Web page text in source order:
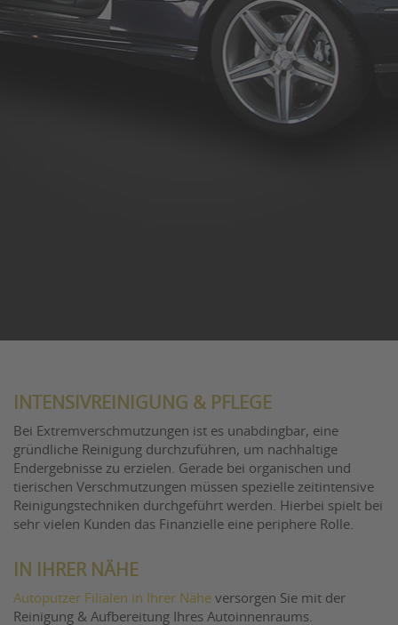
INTENSIVREINIGUNG & PFLEGE
Bei Extremverschmutzungen ist es unabdingbar, eine
gründliche Reinigung durchzuführen, um nachhaltige
Endergebnisse zu erzielen. Gerade bei organischen und
tierischen Verschmutzungen müssen spezielle zeitintensive
Reinigungstechniken durchgeführt werden. Hierbei spielt bei
sehr vielen Kunden das Finanzielle eine periphere Rolle.
IN IHRER NÄHE
Autoputzer Filialen in Ihrer Nähe versorgen Sie mit der
Reinigung & Aufbereitung Ihres Autoinnenraums.